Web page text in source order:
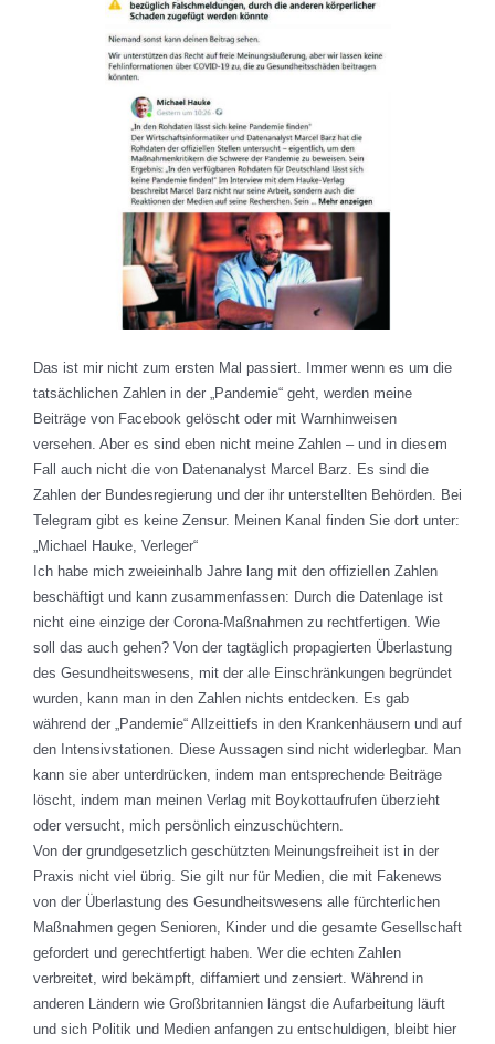
Das ist mir nicht zum ersten Mal passiert. Immer wenn es um die
tatsächlichen Zahlen in der „Pandemie“ geht, werden meine
Beiträge von Facebook gelöscht oder mit Warnhinweisen
versehen. Aber es sind eben nicht meine Zahlen – und in diesem
Fall auch nicht die von Datenanalyst Marcel Barz. Es sind die
Zahlen der Bundesregierung und der ihr unterstellten Behörden. Bei
Telegram gibt es keine Zensur. Meinen Kanal finden Sie dort unter:
„Michael Hauke, Verleger“
Ich habe mich zweieinhalb Jahre lang mit den offiziellen Zahlen
beschäftigt und kann zusammenfassen: Durch die Datenlage ist
nicht eine einzige der Corona-Maßnahmen zu rechtfertigen. Wie
soll das auch gehen? Von der tagtäglich propagierten Überlastung
des Gesundheitswesens, mit der alle Einschränkungen begründet
wurden, kann man in den Zahlen nichts entdecken. Es gab
während der „Pandemie“ Allzeittiefs in den Krankenhäusern und auf
den Intensivstationen. Diese Aussagen sind nicht widerlegbar. Man
kann sie aber unterdrücken, indem man entsprechende Beiträge
löscht, indem man meinen Verlag mit Boykottaufrufen überzieht
oder versucht, mich persönlich einzuschüchtern.
Von der grundgesetzlich geschützten Meinungsfreiheit ist in der
Praxis nicht viel übrig. Sie gilt nur für Medien, die mit Fakenews
von der Überlastung des Gesundheitswesens alle fürchterlichen
Maßnahmen gegen Senioren, Kinder und die gesamte Gesellschaft
gefordert und gerechtfertigt haben. Wer die echten Zahlen
verbreitet, wird bekämpft, diffamiert und zensiert. Während in
anderen Ländern wie Großbritannien längst die Aufarbeitung läuft
und sich Politik und Medien anfangen zu entschuldigen, bleibt hier